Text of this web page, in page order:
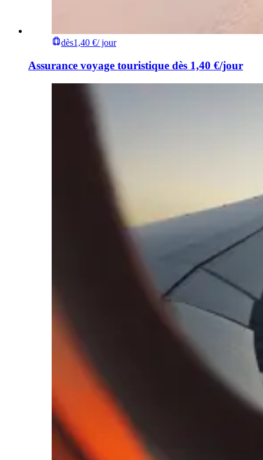
dès1,40 €/ jour
Assurance voyage touristique dès 1,40 €/jour